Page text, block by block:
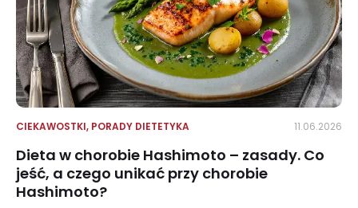
CIEKAWOSTKI, PORADY DIETETYKA 11.06.2026
Dieta w chorobie Hashimoto – zasady. Co
jeść, a czego unikać przy chorobie
Hashimoto?